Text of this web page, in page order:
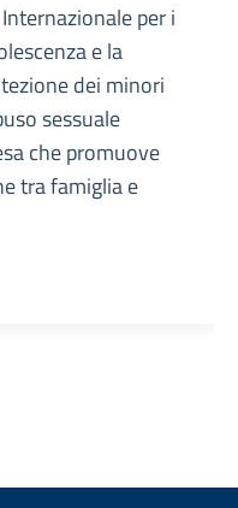
per i
e la
dei minori
sessuale
che promuove
tra famiglia e